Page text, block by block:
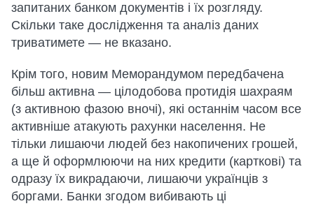
запитаних банком документів і їх розгляду.
Скільки таке дослідження та аналіз даних
триватимете — не вказано.
Крім того, новим Меморандумом передбачена
більш активна — цілодобова протидія шахраям
(з активною фазою вночі), які останнім часом все
активніше атакують рахунки населення. Не
тільки лишаючи людей без накопичених грошей,
а ще й оформлюючи на них кредити (карткові) та
одразу їх викрадаючи, лишаючи українців з
боргами. Банки згодом вибивають ці